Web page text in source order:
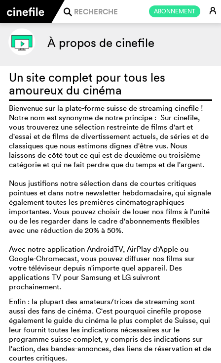
ABONNEMENT E
j
À propos de cinefile
Un site complet pour tous les
amoureux du cinéma
Bienvenue sur la plate-forme suisse de streaming cinefile !
Notre nom est synonyme de notre principe : Sur cinefile,
vous trouverez une sélection restreinte de films d'art et
d'essai et de films de divertissement actuels, de séries et de
classiques que nous estimons dignes d'être vus. Nous
laissons de côté tout ce qui est de deuxième ou troisième
catégorie et qui ne fait perdre que du temps et de l'argent.
Nous justifions notre sélection dans de courtes critiques
pointues et dans notre newsletter hebdomadaire, qui signale
également toutes les premières cinématographiques
importantes. Vous pouvez choisir de louer nos films à l'unité
ou de les regarder dans le cadre d'abonnements flexibles
avec une réduction de 20% à 50%.
Avec notre application AndroidTV, AirPlay d'Apple ou
Google-Chromecast, vous pouvez diffuser nos films sur
votre téléviseur depuis n'importe quel appareil. Des
applications TV pour Samsung et LG suivront
prochainement.
Enfin : la plupart des amateurs/trices de streaming sont
aussi des fans de cinéma. C'est pourquoi cinefile propose
également le guide du cinéma le plus complet de Suisse, qui
leur fournit toutes les indications nécessaires sur le
programme suisse complet, y compris des indications sur
l'action, des bandes-annonces, des liens de réservation et de
courtes critiques.